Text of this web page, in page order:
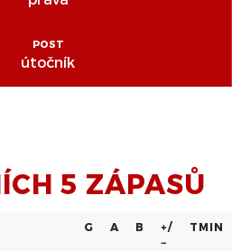
POST
útočník
5 ZÁPASŮ
G A B
+/
−
TMIN